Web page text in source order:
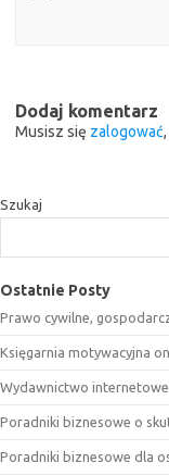
Dodaj komentarz
Musisz się zalogować
Szukaj
Ostatnie Posty
Prawo cywilne,
Księgarnia motywacyjna
Wydawnictwo
Poradniki biznesowe o
Poradniki biznesowe dla